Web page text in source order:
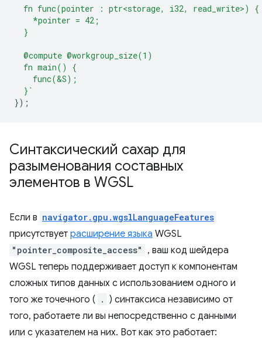
  fn func(pointer : ptr<storage, i32, read_write>) {
    *pointer = 42;
  }
  @compute @workgroup_size(1)
  fn main() {
    func(&S);
  }`
});
Синтаксический сахар для
разыменования составных
элементов в WGSL
Если в navigator.gpu.wgslLanguageFeatures
присутствует расширение языка WGSL
"pointer_composite_access"
, ваш код шейдера
WGSL теперь поддерживает доступ к компонентам
сложных типов данных с использованием одного и
того же точечного (
.
) синтаксиса независимо от
того, работаете ли вы непосредственно с данными
или с указателем на них. Вот как это работает: